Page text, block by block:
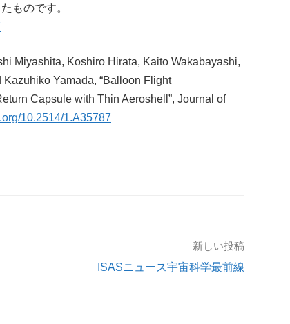
ものです。
Miyashita, Koshiro Hirata, Kaito Wakabayashi,
Yamada, “Balloon Flight
Capsule with Thin Aeroshell”, Journal of
10.2514/1.A35787
新しい投稿
ISASニュース宇宙科学最前線